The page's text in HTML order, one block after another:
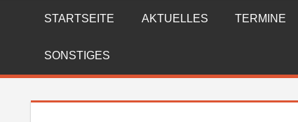
FREIWILLIGE
FEUERWEHR
REICHENBERG
STARTSEITE AKTUELLES TERMINE
SONSTIGES